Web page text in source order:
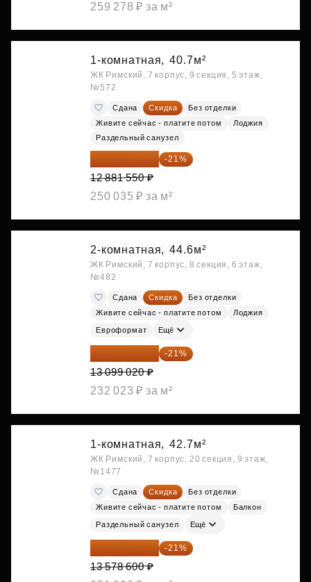
259 278 ₽ за м²
1-комнатная, 40.7м²
ЖК Римский, 7 корпус, 9 секция, 5 этаж,
№572
Сдана Скидка
Без отделки
Живите сейчас - платите потом
Лоджия
Раздельный санузел
10 176 425 ₽ -21%
12 881 550 ₽
250 035 ₽ за м²
2-комнатная, 44.6м²
ЖК Римский, 7 корпус, 8 секция, 6 этаж,
№482
Сдана Скидка
Без отделки
Живите сейчас - платите потом
Лоджия
Евроформат Ещё
10 348 226 ₽ -21%
13 099 020 ₽
232 023 ₽ за м²
1-комнатная, 42.7м²
ЖК Римский, 7 корпус, 20 секция, 9 этаж,
№1477
Сдана Скидка
Без отделки
Живите сейчас - платите потом
Балкон
Раздельный санузел Ещё
10 727 094 ₽ -21%
13 578 600 ₽